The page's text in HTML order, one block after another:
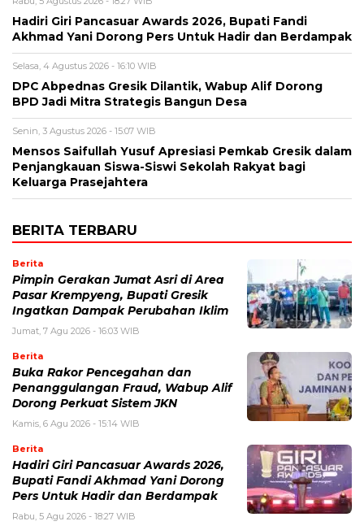
Hadiri Giri Pancasuar Awards 2026, Bupati Fandi
Akhmad Yani Dorong Pers Untuk Hadir dan Berdampak
Selasa, 4 Agustus 2026 - 16:10 WIB
DPC Abpednas Gresik Dilantik, Wabup Alif Dorong
BPD Jadi Mitra Strategis Bangun Desa
Senin, 3 Agustus 2026 - 15:07 WIB
Mensos Saifullah Yusuf Apresiasi Pemkab Gresik dalam
Penjangkauan Siswa-Siswi Sekolah Rakyat bagi
Keluarga Prasejahtera
BERITA TERBARU
Berita
Pimpin Gerakan Jumat Asri di Area
Pasar Krempyeng, Bupati Gresik
Ingatkan Dampak Perubahan Iklim
Jumat, 7 Agu 2026 - 16:03 WIB
Berita
Buka Rakor Pencegahan dan
Penanggulangan Fraud, Wabup Alif
Dorong Perkuat Sistem JKN
Kamis, 6 Agu 2026 - 15:14 WIB
Berita
Hadiri Giri Pancasuar Awards 2026,
Bupati Fandi Akhmad Yani Dorong
Pers Untuk Hadir dan Berdampak
Rabu, 5 Agu 2026 - 18:27 WIB